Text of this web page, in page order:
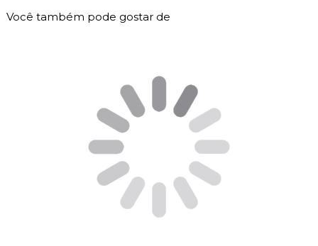
Você também pode gostar de